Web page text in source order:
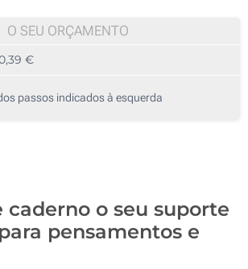
O SEU ORÇAMENTO
€
passos indicados à esquerda
caderno o seu suporte
pensamentos e